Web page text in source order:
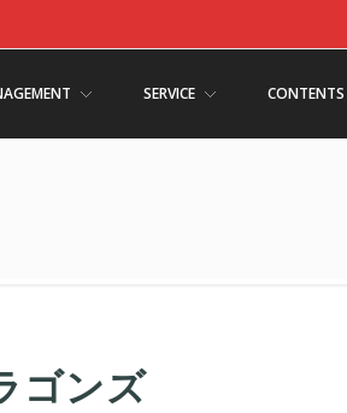
SERVICE CONTENTS
ゴンズ